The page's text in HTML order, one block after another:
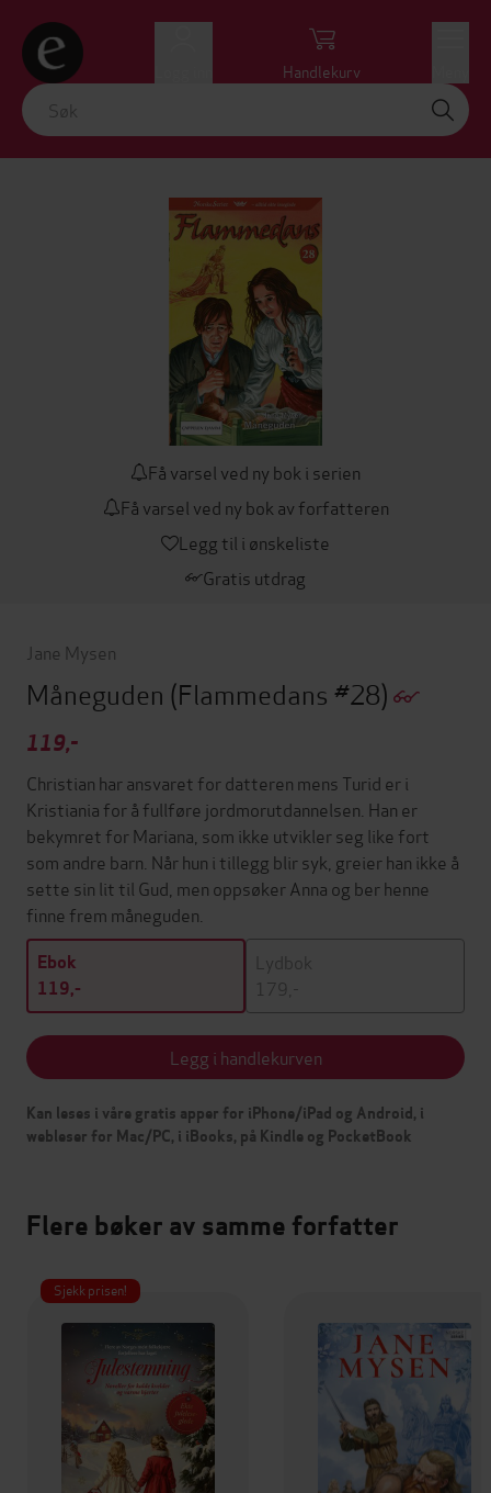
Handlekurv
Få varsel ved ny bok i serien
Få varsel ved ny bok av forfatteren
Legg til i ønskeliste
Gratis utdrag
Jane Mysen
Måneguden (Flammedans #28)
119,-
Christian har ansvaret for datteren mens Turid er i
Kristiania for å fullføre jordmorutdannelsen. Han er
bekymret for Mariana, som ikke utvikler seg like fort
som andre barn. Når hun i tillegg blir syk, greier han ikke å
sette sin lit til Gud, men oppsøker Anna og ber henne
finne frem måneguden.
Ebok
119,-
Lydbok
179,-
Legg i handlekurven
Kan leses i våre gratis apper for iPhone/iPad og Android, i
webleser for Mac/PC, i iBooks, på Kindle og PocketBook
Flere bøker av samme forfatter
Sjekk prisen!